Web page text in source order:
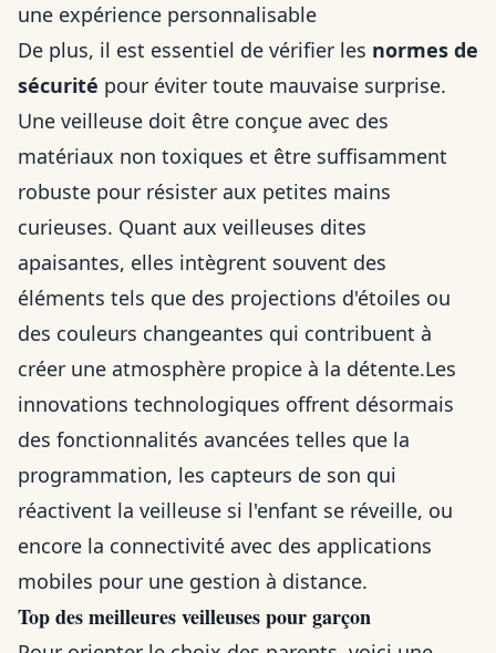
une expérience personnalisable
De plus, il est essentiel de vérifier les normes de
sécurité pour éviter toute mauvaise surprise.
Une veilleuse doit être conçue avec des
matériaux non toxiques et être suffisamment
robuste pour résister aux petites mains
curieuses. Quant aux veilleuses dites
apaisantes, elles intègrent souvent des
éléments tels que des projections d'étoiles ou
des couleurs changeantes qui contribuent à
créer une atmosphère propice à la détente.Les
innovations technologiques offrent désormais
des fonctionnalités avancées telles que la
programmation, les capteurs de son qui
réactivent la veilleuse si l'enfant se réveille, ou
encore la connectivité avec des applications
mobiles pour une gestion à distance.
Top des meilleures veilleuses pour garçon